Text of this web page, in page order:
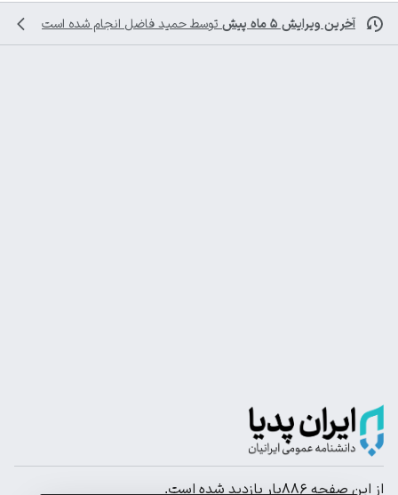
آخرین ویرایش ۵ ماه پیش توسط حمید فاضل انجام شده است
از این صفحه ۸۸۶بار بازدید شده است.